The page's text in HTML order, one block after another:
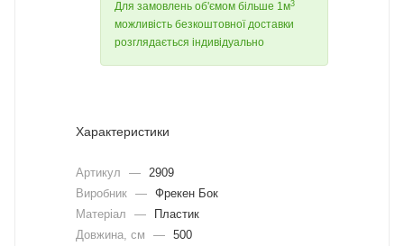
Для замовлень об'ємом більше 1м3
можливість безкоштовної доставки
розглядається індивідуально
Характеристики
Артикул —
2909
Виробник — Фрекен Бок
Матеріал
—
Пластик
Довжина, cм
— 500